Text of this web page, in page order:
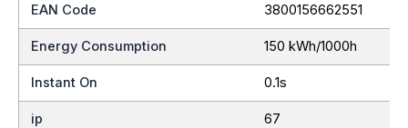
EAN Code 3800156662551
Energy Consumption 150 kWh/1000h
Instant On 0.1s
ip 67